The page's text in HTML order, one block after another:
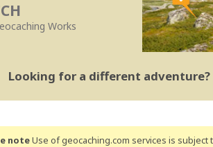
Works
Looking for a different adventure?
noteUse of geocaching.com services is subject